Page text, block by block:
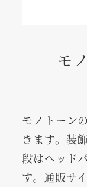
モ
モノトーン
きます。装
段はヘッド
す。通販サ